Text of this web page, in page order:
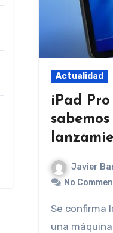
Actualidad
iPad
Javier
No
Se confirma la llegada del nuevo iPad Pro M5,
una